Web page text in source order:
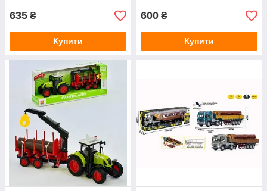
635 ₴
Купити
600 ₴
Купити